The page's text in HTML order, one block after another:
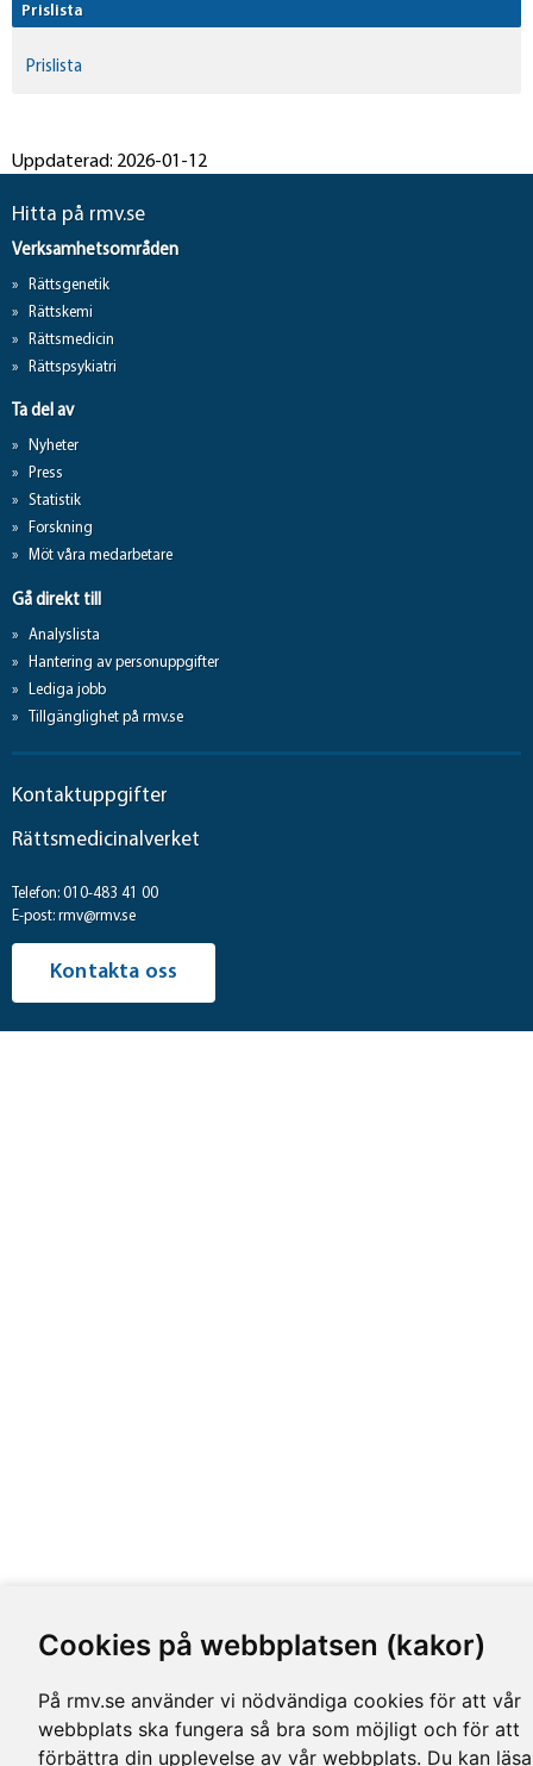
Cookies på webbplatsen (kakor)
På rmv.se använder vi nödvändiga cookies för att vår
webbplats ska fungera så bra som möjligt och för att
förbättra din upplevelse av vår webbplats. Du kan läsa
Prislista
Prislista
Uppdaterad: 2026-01-12
Hitta på rmv.se
Verksamhetsområden
Rättsgenetik
Rättskemi
Rättsmedicin
Rättspsykiatri
Ta del av
Nyheter
Press
Statistik
Forskning
Möt våra medarbetare
Gå direkt till
Analyslista
Hantering av personuppgifter
Lediga jobb
Tillgänglighet på rmv.se
Kontaktuppgifter
Rättsmedicinalverket
Telefon: 010-483 41 00
E-post: rmv@rmv.se
Kontakta oss